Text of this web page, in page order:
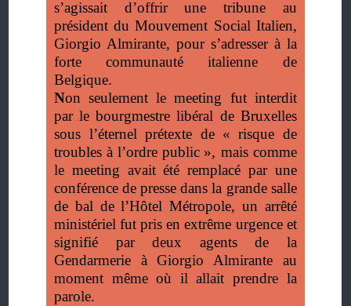
s’agissait d’offrir une tribune au
président du Mouvement Social Italien,
Giorgio Almirante, pour s’adresser à la
forte communauté italienne de
Belgique.
Non seulement le meeting fut interdit
par le bourgmestre libéral de Bruxelles
sous l’éternel prétexte de « risque de
troubles à l’ordre public », mais comme
le meeting avait été remplacé par une
conférence de presse dans la grande salle
de bal de l’Hôtel Métropole, un arrêté
ministériel fut pris en extrême urgence et
signifié par deux agents de la
Gendarmerie à Giorgio Almirante au
moment même où il allait prendre la
parole.